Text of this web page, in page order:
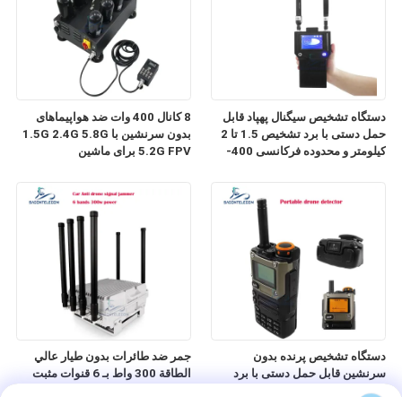
8 کانال 400 وات ضد هواپیماهای
بدون سرنشین با 1.5G 2.4G 5.8G
5.2G FPV برای ماشین
دستگاه تشخیص سیگنال پهپاد قابل
حمل دستی با برد تشخیص 1.5 تا 2
کیلومتر و محدوده فرکانسی 400-
جمر ضد طائرات بدون طيار عالي
الطاقة 300 واط بـ 6 قنوات مثبت
دستگاه تشخیص پرنده بدون
سرنشین قابل حمل دستی با برد